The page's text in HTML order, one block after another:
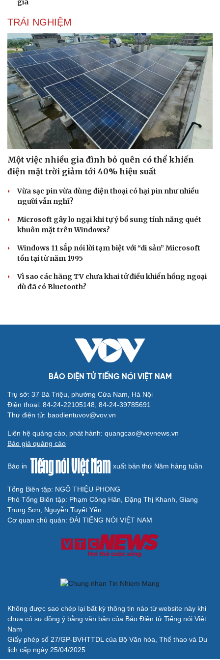
Cải chính
gia
TRẢI NGHIỆM
Một việc nhiều gia đình bỏ quên có thể khiến
điện mặt trời giảm tới 40% hiệu suất
Vừa sạc pin vừa dùng điện thoại có hại pin như nhiều
người vẫn nghĩ?
Microsoft gây lo ngại khi tự ý bổ sung tính năng quét
khuôn mặt trên Windows?
Windows 11 sắp nói lời tạm biệt với “di sản” Microsoft
tồn tại từ năm 1995
Vì sao các hãng TV chưa khai tử điều khiển hồng ngoại
dù đã có Bluetooth?
BÁO ĐIỆN TỬ TIẾNG NÓI VIỆT NAM
Trụ sở: 37 Bà Triệu, phường Cửa Nam, Hà Nội
Điện thoại: 84-24-22105148, 84-24-39785691
Thư điện tử: baodientuvov@vov.vn
Liên hệ quảng cáo, phát hành: quangcao@vovnews.vn
Báo giá quảng cáo
Báo in xuất bản thứ Năm hàng tuần
Tổng Biên tập: NGÔ THIỆU PHONG
Phó Tổng Biên tập: Phạm Công Hân, Đặng Thị Khanh, Giang
Trung Sơn, Nguyễn Tuyết Yến
Cơ quan chủ quản: ĐÀI TIẾNG NÓI VIỆT NAM
Không được sao chép lại bất kỳ thông tin nào từ website này khi
chưa có sự đồng ý bằng văn bản của Báo Điện tử Tiếng nói Việt
Nam
Giấy phép số 27/GP-BVHTTDL của Bộ Văn hóa, Thể thao và Du
lịch cấp ngày 25/04/2025